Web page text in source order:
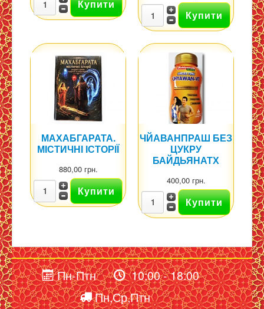
МАХАБГАРАТА.
МІСТИЧНІ ІСТОРІЇ
880,00 грн.
ЧЙАВАНПРАШ БЕЗ
ЦУКРУ
БАЙДЬЯНАТХ
400,00 грн.
Пн-Птн
10:00 - 18:00
Пн,Ср,Птн